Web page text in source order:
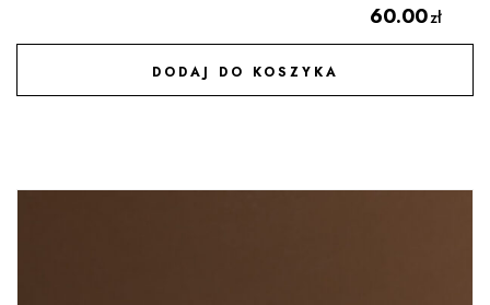
60.00zł
DODAJ DO KOSZYKA
DODAJ DO ULUBIONYCH